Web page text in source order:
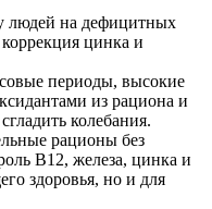
людей на дефицитных
цинка и
периоды, высокие
из рациона и
колебания.
рационы без
В12, железа, цинка и
здоровья, но и для